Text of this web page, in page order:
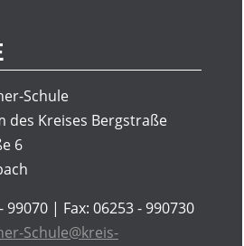
Schule
des Kreises Bergstraße
6
99070 | Fax: 06253 - 990730
Schule@kreis-